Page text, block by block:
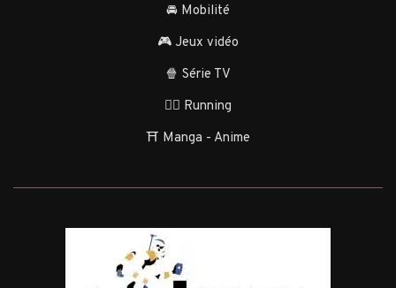
🚘 Mobilité
🎮 Jeux vidéo
🍿 Série TV
🏃‍♂️ Running
⛩️ Manga - Anime